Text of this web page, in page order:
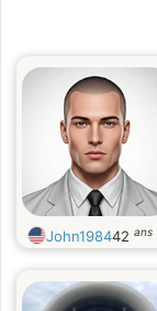
John198442 ans